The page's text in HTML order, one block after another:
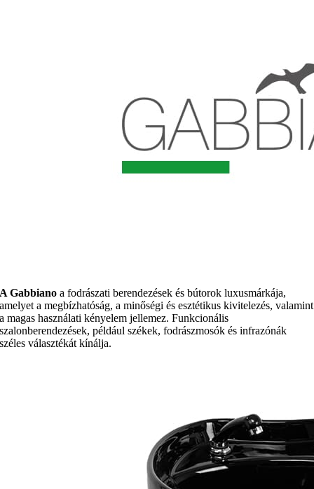
A Gabbiano a fodrászati berendezések és bútorok luxusmárkája,
amelyet a megbízhatóság, a minőségi és esztétikus kivitelezés, valamint
a magas használati kényelem jellemez. Funkcionális
szalonberendezések, például székek, fodrászmosók és infrazónák
széles választékát kínálja.